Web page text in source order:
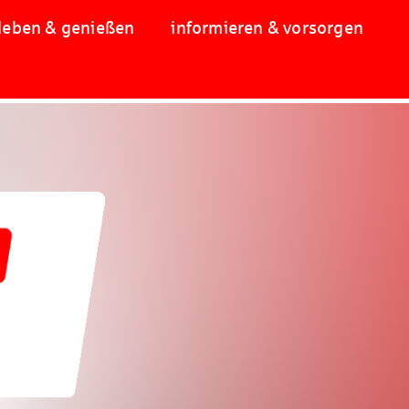
& genießen informieren & vorsorgen